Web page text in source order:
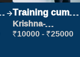
Training cum
Placement
Krishna-
vijayawada
₹10000 - ₹25000